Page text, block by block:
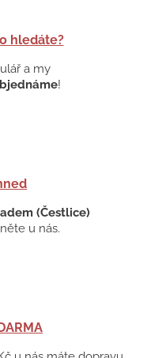
hledáte?
a my
!
(Čestlice)
u nás.